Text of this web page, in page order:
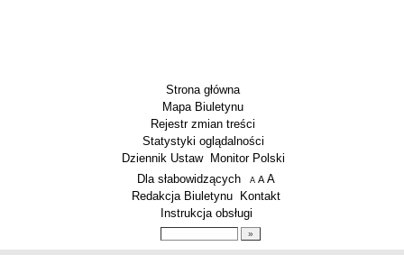
Strona główna
Mapa Biuletynu
Rejestr zmian treści
Statystyki oglądalności
Dziennik Ustaw
Monitor Polski
Menu dodatkowe
Dla słabowidzących A pomniejsz czcionkę
A standardowy rozmiar czcionki
A
Redakcja Biuletynu
Kontakt
Instrukcja obsługi